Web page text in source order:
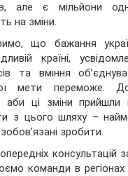
але є мільйони
на зміни.
що бажання
країні,
та вміння
мети переможе.
аби ці зміни
з цього шляху –
зробити.
консультацій
команди в регіонах